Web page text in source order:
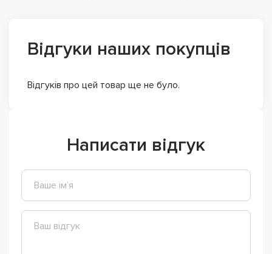
Відгуки наших покупців
Відгуків про цей товар ще не було.
Написати відгук